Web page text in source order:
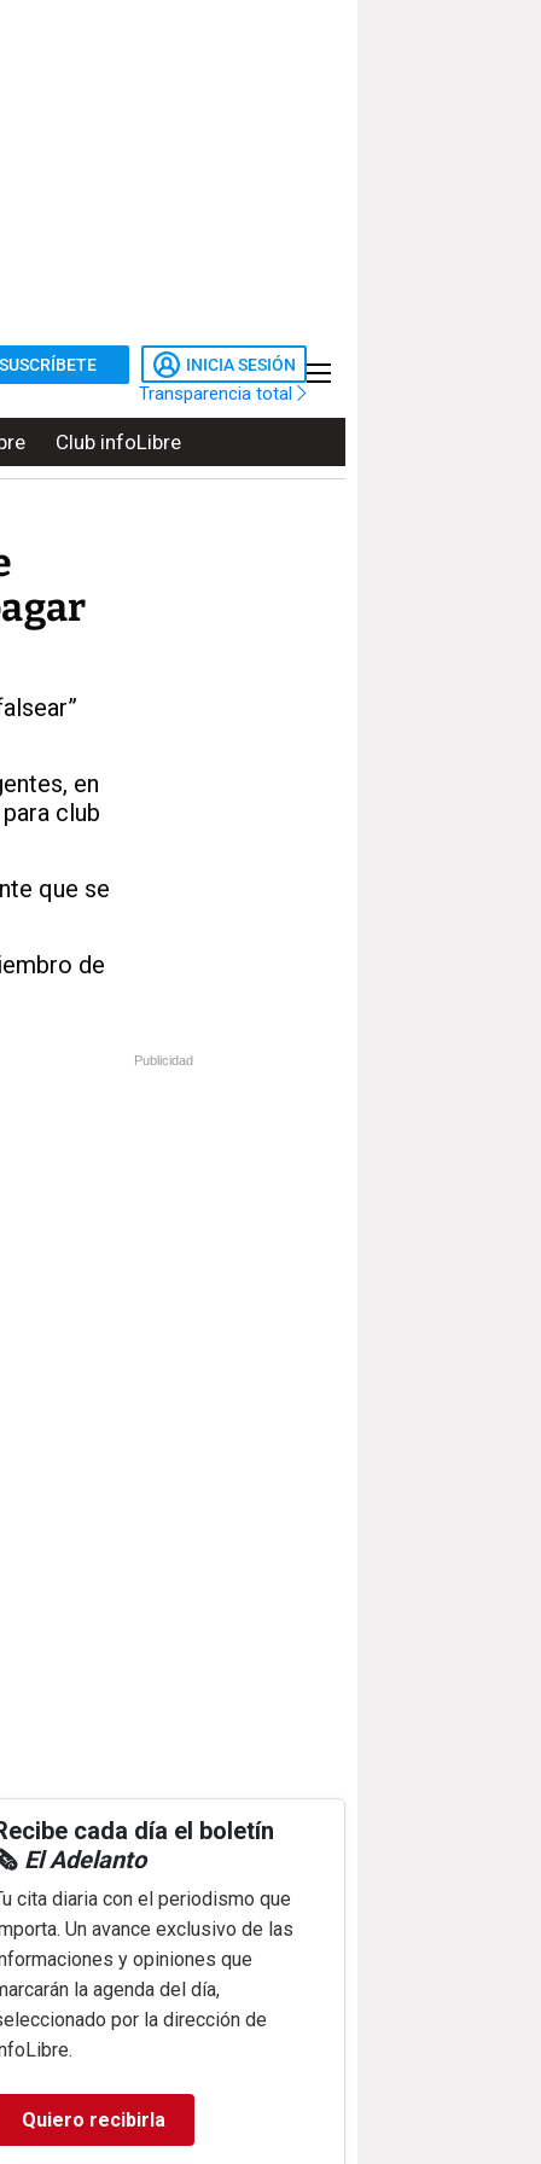
SUSCRÍBETE INICIA SESIÓN
Transparencia total
Club infoLibre
en
club
que se
de
Publicidad
cada día el boletín
El Adelanto
cita diaria con el periodismo que
Un avance exclusivo de las
y opiniones que
la agenda del día,
por la dirección de
Quiero recibirla